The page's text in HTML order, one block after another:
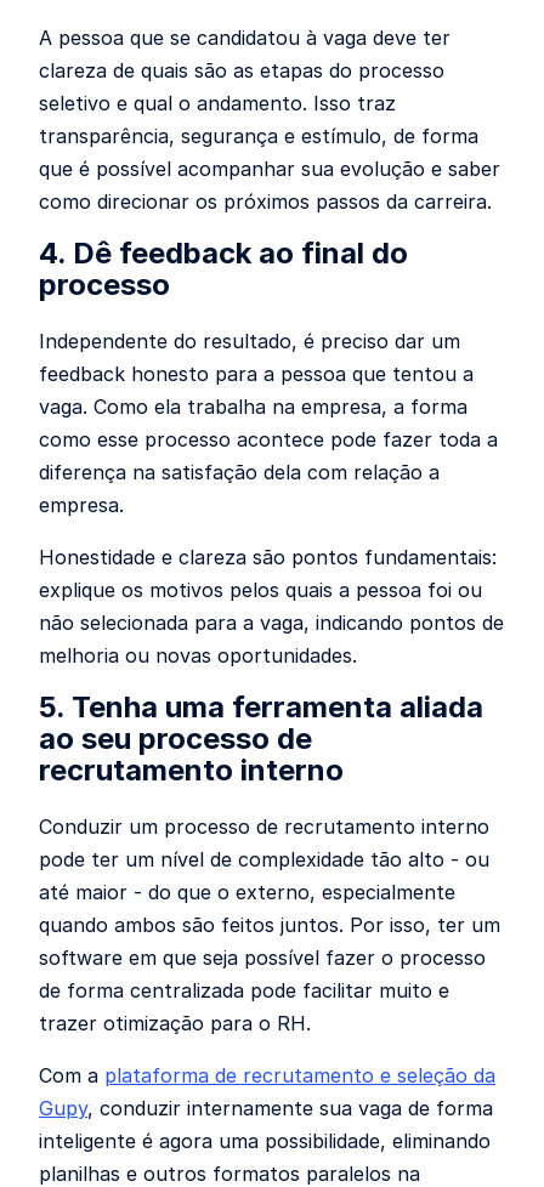
A pessoa que se candidatou à vaga deve ter
clareza de quais são as etapas do processo
seletivo e qual o andamento. Isso traz
transparência, segurança e estímulo, de forma
que é possível acompanhar sua evolução e saber
como direcionar os próximos passos da carreira.
4. Dê feedback ao final do
processo
Independente do resultado, é preciso dar um
feedback honesto para a pessoa que tentou a
vaga. Como ela trabalha na empresa, a forma
como esse processo acontece pode fazer toda a
diferença na satisfação dela com relação a
empresa.
Honestidade e clareza são pontos fundamentais:
explique os motivos pelos quais a pessoa foi ou
não selecionada para a vaga, indicando pontos de
melhoria ou novas oportunidades.
5. Tenha uma ferramenta aliada
ao seu processo de
recrutamento interno
Conduzir um processo de recrutamento interno
pode ter um nível de complexidade tão alto - ou
até maior - do que o externo, especialmente
quando ambos são feitos juntos. Por isso, ter um
software em que seja possível fazer o processo
de forma centralizada pode facilitar muito e
trazer otimização para o RH.
Com a plataforma de recrutamento e seleção da
Gupy, conduzir internamente sua vaga de forma
inteligente é agora uma possibilidade, eliminando
planilhas e outros formatos paralelos na